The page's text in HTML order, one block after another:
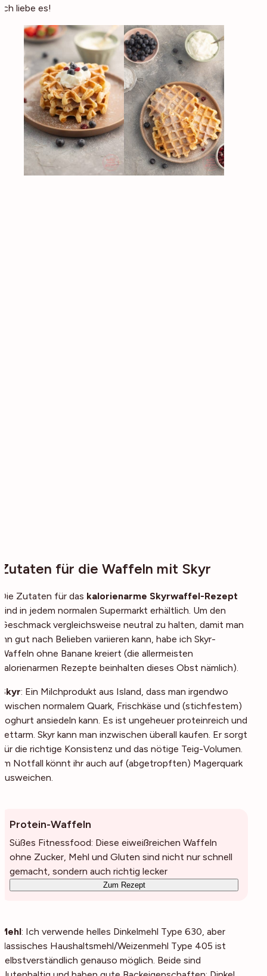
Ich liebe es!
Zutaten für die Waffeln mit Skyr
Die Zutaten für das kalorienarme Skyrwaffel-Rezept
sind in jedem normalen Supermarkt erhältlich. Um den
Geschmack vergleichsweise neutral zu halten, damit man
ihn gut nach Belieben variieren kann, habe ich Skyr-
Waffeln ohne Banane kreiert (die allermeisten
kalorienarmen Rezepte beinhalten dieses Obst nämlich).
Skyr: Ein Milchprodukt aus Island, dass man irgendwo
zwischen normalem Quark, Frischkäse und (stichfestem)
Joghurt ansiedeln kann. Es ist ungeheuer proteinreich und
fettarm. Skyr kann man inzwischen überall kaufen. Er sorgt
für die richtige Konsistenz und das nötige Teig-Volumen.
Im Notfall könnt ihr auch auf (abgetropften) Magerquark
ausweichen.
Protein-Waffeln
Süßes Fitnessfood: Diese eiweißreichen Waffeln
ohne Zucker, Mehl und Gluten sind nicht nur schnell
gemacht, sondern auch richtig lecker
Zum Rezept
Mehl: Ich verwende helles Dinkelmehl Type 630, aber
klassisches Haushaltsmehl/Weizenmehl Type 405 ist
selbstverständlich genauso möglich. Beide sind